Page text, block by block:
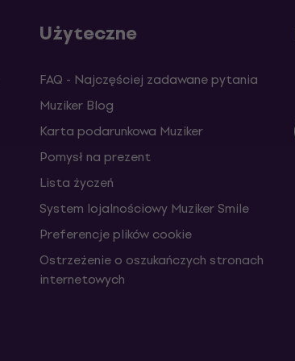
Użyteczne
FAQ - Najczęściej zadawane pytania
Muziker Blog
Karta podarunkowa Muziker
Pomysł na prezent
Lista życzeń
System lojalnościowy Muziker Smile
Preferencje plików cookie
Ostrzeżenie o oszukańczych stronach
internetowych